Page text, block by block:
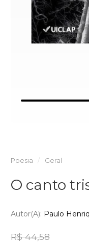
Poesia Geral
O canto
Autor(a): Paulo
R$ 44,58